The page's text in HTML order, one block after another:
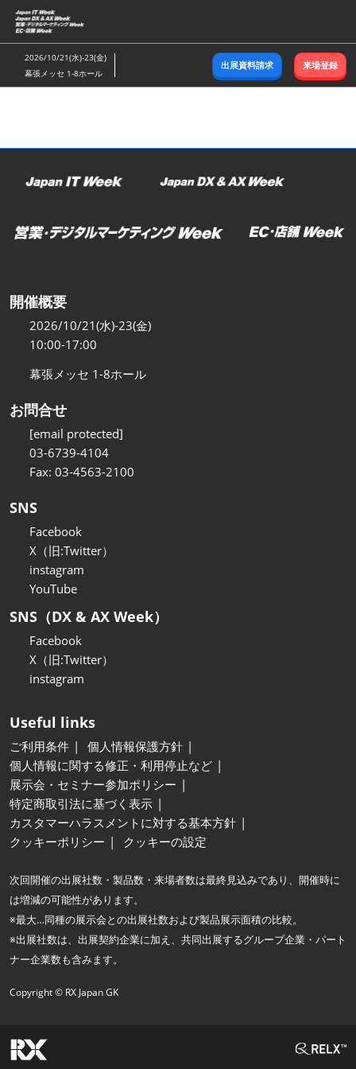
ス
キ
ッ
し
む
2026/10/21(水)-23(金)
幕張メッセ 1-8ホール
出展資料請求 来場登録
開催概要
2026/10/21(水)-23(金)
10:00-17:00
幕張メッセ 1-8ホール
お問合せ
[email protected]
03-6739-4104
Fax: 03-4563-2100
SNS
Facebook
X（旧:Twitter）
instagram
YouTube
SNS（DX & AX Week）
Facebook
X（旧:Twitter）
instagram
Useful links
ご利用条件
個人情報保護方針
個人情報に関する修正・利用停止など
展示会・セミナー参加ポリシー
特定商取引法に基づく表示
カスタマーハラスメントに対する基本方針
クッキーポリシー
クッキーの設定
次回開催の出展社数・製品数・来場者数は最終見込みであり、開催時に
は増減の可能性があります。
※最大…同種の展示会との出展社数および製品展示面積の比較。
※出展社数は、出展契約企業に加え、共同出展するグループ企業・パート
ナー企業数も含みます。
Copyright © RX Japan GK